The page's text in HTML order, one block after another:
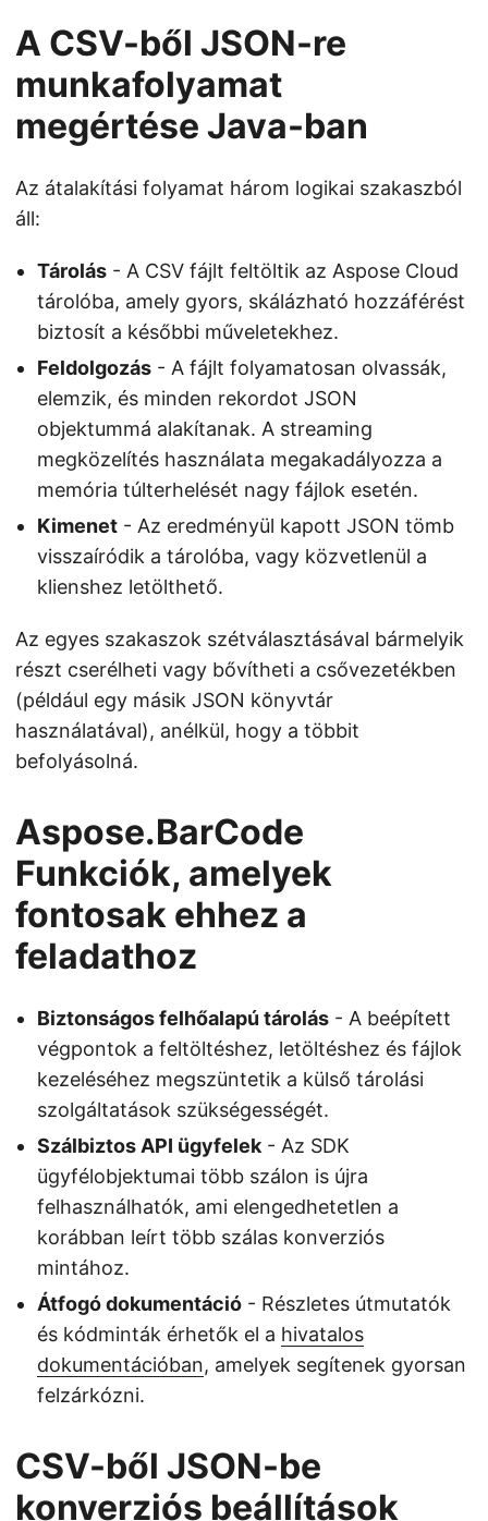
A CSV-ből JSON-re
munkafolyamat
megértése Java-ban
Az átalakítási folyamat három logikai szakaszból
áll:
Tárolás - A CSV fájlt feltöltik az Aspose Cloud
tárolóba, amely gyors, skálázható hozzáférést
biztosít a későbbi műveletekhez.
Feldolgozás - A fájlt folyamatosan olvassák,
elemzik, és minden rekordot JSON
objektummá alakítanak. A streaming
megközelítés használata megakadályozza a
memória túlterhelését nagy fájlok esetén.
Kimenet - Az eredményül kapott JSON tömb
visszaíródik a tárolóba, vagy közvetlenül a
klienshez letölthető.
Az egyes szakaszok szétválasztásával bármelyik
részt cserélheti vagy bővítheti a csővezetékben
(például egy másik JSON könyvtár
használatával), anélkül, hogy a többit
befolyásolná.
Aspose.BarCode
Funkciók, amelyek
fontosak ehhez a
feladathoz
Biztonságos felhőalapú tárolás - A beépített
végpontok a feltöltéshez, letöltéshez és fájlok
kezeléséhez megszüntetik a külső tárolási
szolgáltatások szükségességét.
Szálbiztos API ügyfelek - Az SDK
ügyfélobjektumai több szálon is újra
felhasználhatók, ami elengedhetetlen a
korábban leírt több szálas konverziós
mintához.
Átfogó dokumentáció - Részletes útmutatók
és kódminták érhetők el a hivatalos
dokumentációban, amelyek segítenek gyorsan
felzárkózni.
CSV-ből JSON-be
konverziós beállítások